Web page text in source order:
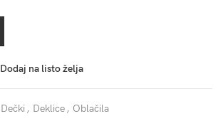
Dodaj na listo želja
Dečki , Deklice , Oblačila